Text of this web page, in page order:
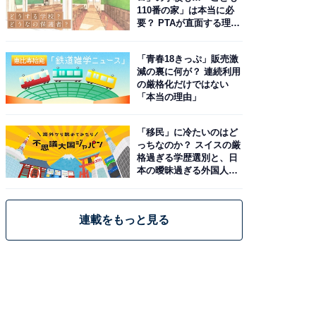
110番の家」は本当に必
要？ PTAが直面する理想
「青春18きっぷ」販売激
減の裏に何が？ 連続利用
の厳格化だけではない
「本当の理由」
「移民」に冷たいのはど
っちなのか？ スイスの厳
格過ぎる学歴選別と、日
本の曖昧過ぎる外国人政
連載をもっと見る